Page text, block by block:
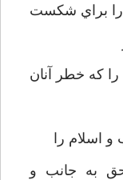
را براي شكست
را كه خطر آنان
و اسلام را
حق به جانب و